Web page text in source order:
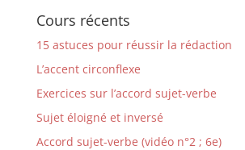
Cours récents
15 astuces pour réussir la rédaction
L’accent circonflexe
Exercices sur l’accord sujet-verbe
Sujet éloigné et inversé
Accord sujet-verbe (vidéo n°2 ; 6e)